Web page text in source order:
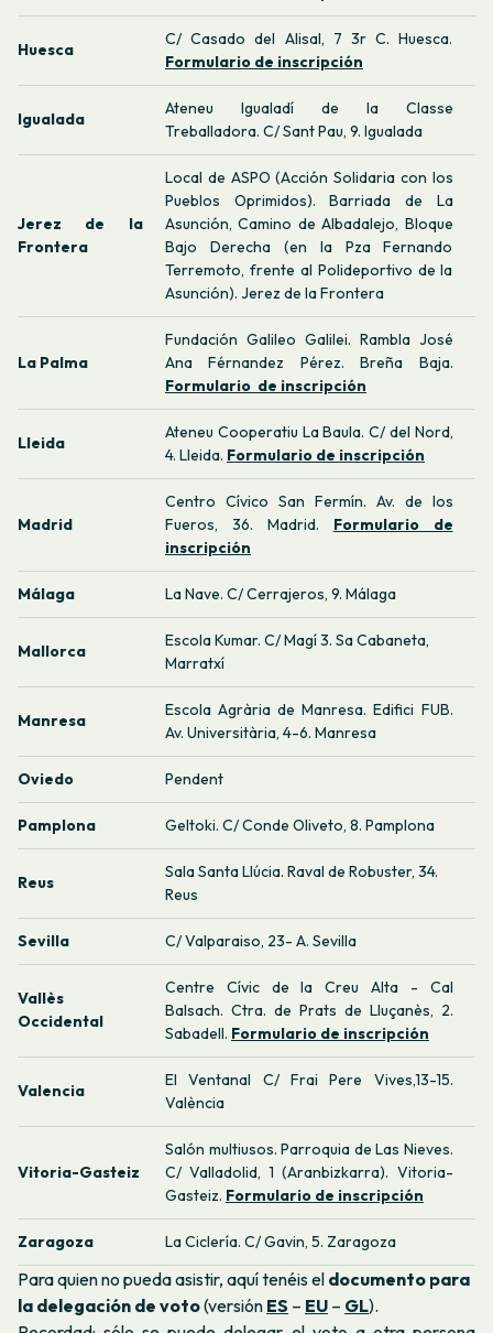
Huesca
C/ Casado del Alisal, 7 3r C. Huesca.
Formulario de inscripción
Igualada
Ateneu Igualadí de la Classe
Treballadora. C/ Sant Pau, 9. Igualada
Jerez de la
Frontera
Local de ASPO (Acción Solidaria con los
Pueblos Oprimidos). Barriada de La
Asunción, Camino de Albadalejo, Bloque
Bajo Derecha (en la Pza Fernando
Terremoto, frente al Polideportivo de la
Asunción). Jerez de la Frontera
La Palma
Fundación Galileo Galilei. Rambla José
Ana Férnandez Pérez. Breña Baja.
Formulario de inscripción
Lleida
Ateneu Cooperatiu La Baula. C/ del Nord,
4. Lleida. Formulario de inscripción
Madrid
Centro Cívico San Fermín. Av. de los
Fueros, 36. Madrid. Formulario de
inscripción
Málaga La Nave. C/ Cerrajeros, 9. Málaga
Mallorca
Escola Kumar. C/ Magí 3. Sa Cabaneta,
Marratxí
Manresa
Escola Agrària de Manresa. Edifici FUB.
Av. Universitària, 4-6. Manresa
Oviedo Pendent
Pamplona Geltoki. C/ Conde Oliveto, 8. Pamplona
Reus
Sala Santa Llúcia. Raval de Robuster, 34.
Reus
Sevilla C/ Valparaiso, 23- A. Sevilla
Vallès
Occidental
Centre Cívic de la Creu Alta - Cal
Balsach. Ctra. de Prats de Lluçanès, 2.
Sabadell. Formulario de inscripción
Valencia
El Ventanal C/ Frai Pere Vives,13-15.
València
Vitoria-Gasteiz
Salón multiusos. Parroquia de Las Nieves.
C/ Valladolid, 1 (Aranbizkarra). Vitoria-
Gasteiz. Formulario de inscripción
Zaragoza La Ciclería. C/ Gavin, 5. Zaragoza
Para quien no pueda asistir, aquí tenéis el documento para
la delegación de voto(versión ES – EU – GL).